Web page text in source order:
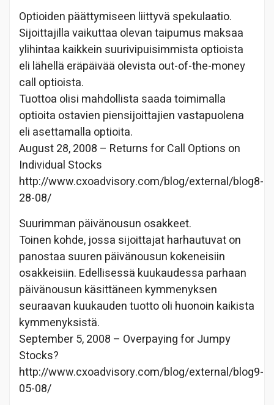
Optioiden päättymiseen liittyvä spekulaatio.
Sijoittajilla vaikuttaa olevan taipumus maksaa
ylihintaa kaikkein suurivipuisimmista optioista
eli lähellä eräpäivää olevista out-of-the-money
call optioista.
Tuottoa olisi mahdollista saada toimimalla
optioita ostavien piensijoittajien vastapuolena
eli asettamalla optioita.
August 28, 2008 – Returns for Call Options on
Individual Stocks
http://www.cxoadvisory.com/blog/external/blog8-
28-08/
Suurimman päivänousun osakkeet.
Toinen kohde, jossa sijoittajat harhautuvat on
panostaa suuren päivänousun kokeneisiin
osakkeisiin. Edellisessä kuukaudessa parhaan
päivänousun käsittäneen kymmenyksen
seuraavan kuukauden tuotto oli huonoin kaikista
kymmenyksistä.
September 5, 2008 – Overpaying for Jumpy
Stocks?
http://www.cxoadvisory.com/blog/external/blog9-
05-08/